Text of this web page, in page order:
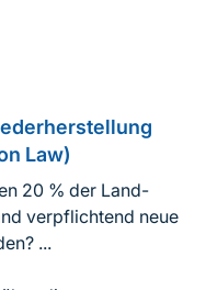
Law)
20 % der Land-
verpflichtend neue
...